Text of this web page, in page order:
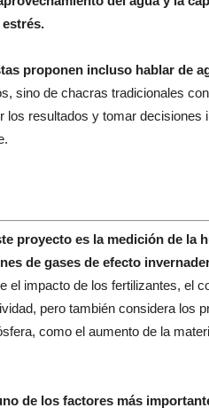
proponen incluso hablar de
sino de chacras tradicionales
resultados y tomar decisiones
proyecto es la medición de la
de gases de efecto
el impacto de los fertilizantes, el
pero también considera los
como el aumento de la
de los factores más